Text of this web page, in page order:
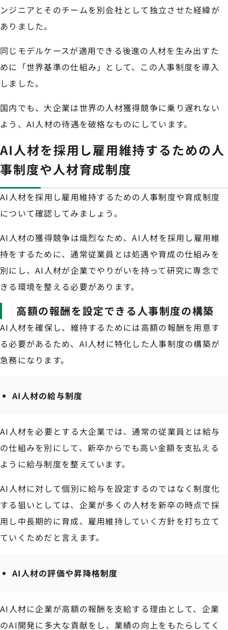
ンジニアとそのチームを別会社として独立させた経緯が
ありました。
同じモデルケースが適用できる後進の人材を生み出すた
めに「世界基準の仕組み」として、この人事制度を導入
しました。
国内でも、大企業は世界の人材獲得競争に乗り遅れない
よう、AI人材の待遇を破格なものにしています。
AI人材を採用し雇用維持するための人
事制度や人材育成制度
AI人材を採用し雇用維持するための人事制度や育成制度
について確認してみましょう。
AI人材の獲得競争は熾烈なため、AI人材を採用し雇用維
持をするために、通常従業員とは処遇や育成の仕組みを
別にし、AI人材が企業でやりがいを持って研究に専念で
きる環境を整える必要があります。
高額の報酬を設定できる人事制度の構築
AI人材を確保し、維持するためには高額の報酬を用意す
る必要があるため、AI人材に特化した人事制度の構築が
急務になります。
AI人材の給与制度
AI人材を必要とする大企業では、通常の従業員とは給与
の仕組みを別にして、新卒からでも高い金額を支払える
ように給与制度を整えています。
AI人材に対して個別に給与を設定するのではなく制度化
する狙いとしては、企業が多くの人材を新卒の時点で採
用し中長期的に育成、雇用維持していく方針を打ち立て
ていくためだと言えます。
AI人材の評価や昇降格制度
AI人材に企業が高額の報酬を支給する理由として、企業
のAI開発に多大な貢献をし、業績の向上をもたらしてく